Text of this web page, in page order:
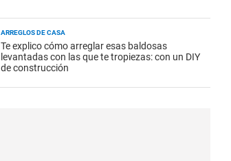
ARREGLOS DE CASA
Te explico cómo arreglar esas baldosas
levantadas con las que te tropiezas: con un DIY
de construcción